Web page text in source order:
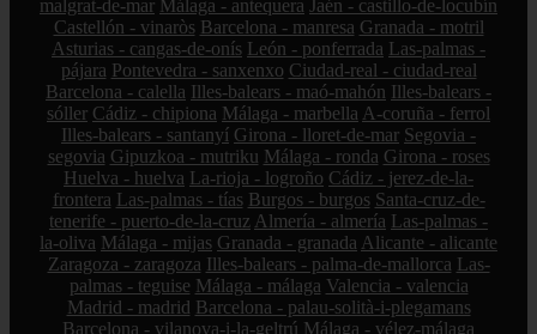
malgrat-de-mar Málaga - antequera Jaén - castillo-de-locubín
Castellón - vinaròs Barcelona - manresa Granada - motril
Asturias - cangas-de-onís León - ponferrada Las-palmas -
pájara Pontevedra - sanxenxo Ciudad-real - ciudad-real
Barcelona - calella Illes-balears - maó-mahón Illes-balears -
sóller Cádiz - chipiona Málaga - marbella A-coruña - ferrol
Illes-balears - santanyí Girona - lloret-de-mar Segovia -
segovia Gipuzkoa - mutriku Málaga - ronda Girona - roses
Huelva - huelva La-rioja - logroño Cádiz - jerez-de-la-
frontera Las-palmas - tías Burgos - burgos Santa-cruz-de-
tenerife - puerto-de-la-cruz Almería - almería Las-palmas -
la-oliva Málaga - mijas Granada - granada Alicante - alicante
Zaragoza - zaragoza Illes-balears - palma-de-mallorca Las-
palmas - teguise Málaga - málaga Valencia - valencia
Madrid - madrid Barcelona - palau-solità-i-plegamans
Barcelona - vilanova-i-la-geltrú Málaga - vélez-málaga